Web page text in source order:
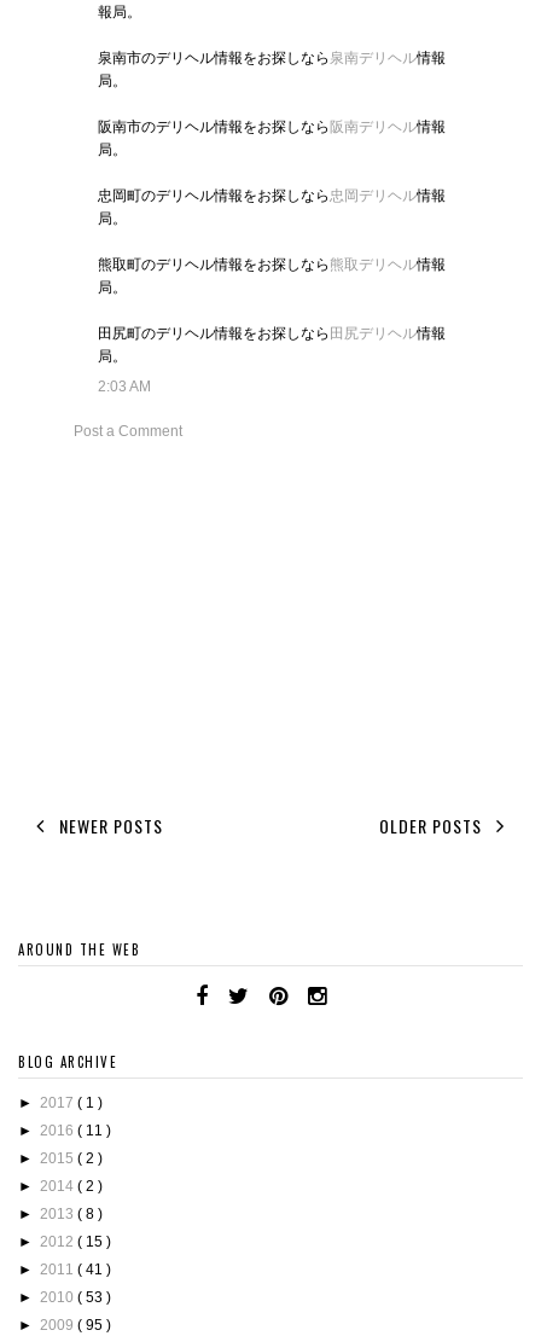
報局。
泉南市のデリヘル情報をお探しなら 泉南デリヘル情報
局。
阪南市のデリヘル情報をお探しなら 阪南デリヘル情報
局。
忠岡町のデリヘル情報をお探しなら忠岡デリヘル情報
局。
熊取町のデリヘル情報をお探しなら 熊取デリヘル情報
局。
田尻町のデリヘル情報をお探しなら 田尻デリヘル情報
局。
2:03 AM
Post a Comment
NEWER POSTS OLDER POSTS
AROUND THE WEB
BLOG ARCHIVE
► 2017 ( 1 )
► 2016 ( 11 )
► 2015 ( 2 )
► 2014 ( 2 )
► 2013 ( 8 )
► 2012 ( 15 )
► 2011 ( 41 )
► 2010 ( 53 )
► 2009 ( 95 )